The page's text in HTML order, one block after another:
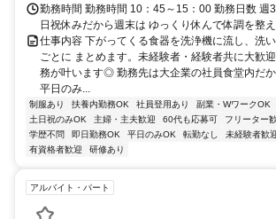
勤務時間 勤務時間 10：45～15：00 勤務日数 週
日祝休みだから週末は ゆっくり休んで体調を整
仕事内容 下がってくる食器を洗浄機に流し、洗
ごとに まとめます。未経験者・経験者共に大歓
務が叶います◎ 勤務先は大企業の社員食堂内だか
平日のみ...
制服あり 扶養内勤務OK 社員登用あり 副業・WワークOK
土日祝のみOK
主婦・主夫歓迎 60代も応募可 フリーター
学歴不問
即日勤務OK 平日のみOK 転勤なし 未経験者歓
有資格者歓迎
研修あり
アルバイト・パート